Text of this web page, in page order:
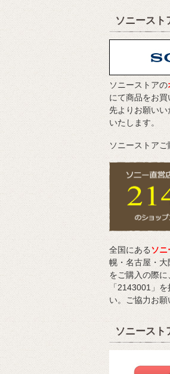
ソニースト
ソニーストアの
にて商品をお
先よりお願い
いたします。
ソニーストアご
全国にあるソニ
幌・名古屋・
をご購入の際
「2143001」
い。ご協力お願
ソニースト